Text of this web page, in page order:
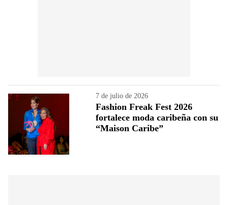
7 de julio de 2026
Fashion Freak Fest 2026
fortalece moda caribeña con su
“Maison Caribe”